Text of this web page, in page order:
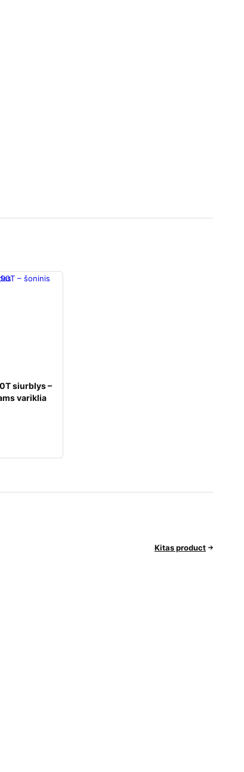
siurblys –
variklia
Kitas product